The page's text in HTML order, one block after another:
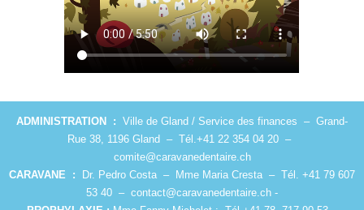
ADMINISTRATION : Ville de Gland / Service des finances – Grand-
Rue 38, 1196 Gland – Tél.+41 22 354 04 20 –
comite@caravanedentaire.ch
CARAVANE :
Dr. Pedro Costa – Mme Maria Cresta – Tél. +41 79 607
53 40 – contact@caravanedentaire.ch -